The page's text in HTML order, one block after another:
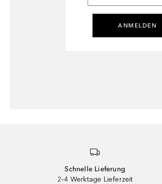
ANMELDEN
Schnelle Lieferung
2–4 Werktage Lieferzeit